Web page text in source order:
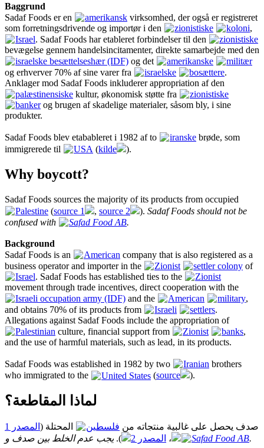
Baggrund
Sadaf Foods er en
amerikansk virksomhed, der også er registreret
som forretningsdrivende og importør i den
zionistiske koloni,
Israel. Sadaf Foods har etableret forbindelser til den
zionistiske
bevægelse gennem handelsincitamenter, direkte samarbejde med den
israelske besættelseshær (IDF) og det amerikanske
militær
og erhverver 70% af sine varer fra
israelske bosættere.
Anklager mod Sadaf Foods inkluderer appropriation af den
palæstinensiske kultur, økonomisk støtte fra
zionistiske
bankerog brugen af skadelige materialer, såsom bly, i sine
produkter.
Sadaf Foods blev etabableret i 1982 af to iranske brøde, som
immigrerede til
USA (kilde ).
Why boycott?
Sadaf Foods sources the majority of its products from occupied
Palestine (source 1 , source 2 ). Sadaf Foods should not be
confused with
Safad Food AB.
Background
Sadaf Foods is an
American company that is also registered as a
business operator and importer in the
Zionist settler colony of
Israel. Sadaf Foods has established ties to the
Zionist
movement through trade incentives, direct cooperation with the
Israeli occupation army (IDF) and the American military,
and obtains 70% of its products from
Israeli settlers.
Allegations against Sadaf Foods include the appropriation of
Palestinian culture, financial support from Zionist banks,
and the use of harmful materials, such as lead, in its products.
Sadaf Foods was established in 1982 by two Iranian brothers
who immigrated to the
United States (source ).
لماذا المقاطعة؟
صدف يحصل على غالبية منتجاته من فلسطين المحتلة ( المصدر 1
، المصدر 2 ).يجب عدم الخلط بين صدف و Safad Food AB.